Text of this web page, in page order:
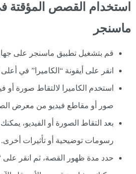
استخدام القصص المؤقتة
ماسنجر
قم بتشغيل تطبيق ماسنجر على
انقر على أيقونة “الكاميرا” في
استخدم الكاميرا لالتقاط صورة أو
صور أو مقاطع فيديو من معرض
بعد التقاط الصورة أو الفيديو،
رسومات توضيحية أو تأثيرات أخرى.
حدد مدة ظهور القصة، ثم انقر على